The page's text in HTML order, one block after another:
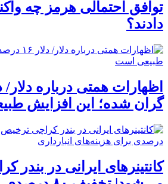
توافق احتمالی هرمز چه
دادند؟
گران شده؛ این افزایش
کانتینرهای ایرانی در بندر